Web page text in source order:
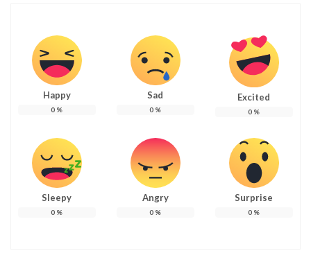
Happy
0 %
Sad
0 %
Excited
0 %
Sleepy
0 %
Angry
0 %
Surprise
0 %